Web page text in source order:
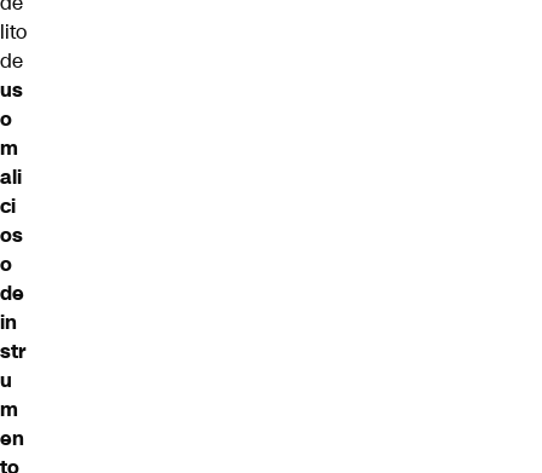
lito
de
us
o
m
ali
ci
os
o
de
in
str
u
m
en
to